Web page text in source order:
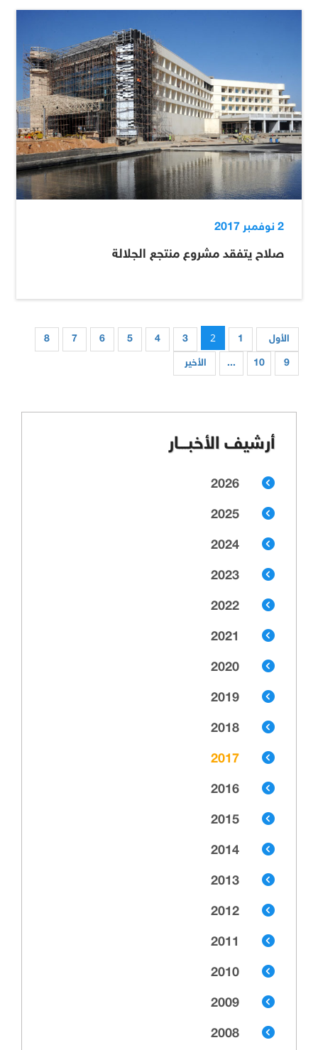
2 نوفمبر 2017
صلاح يتفقد مشروع منتجع الجلالة
الأول 1
2
3
4
5
6
7
8
9
10
... الأخير
أرشيف الأخبـــار
2026
2025
2024
2023
2022
2021
2020
2019
2018
2017
2016
2015
2014
2013
2012
2011
2010
2009
2008